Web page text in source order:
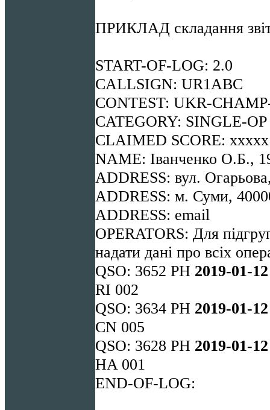
ПРИКЛАД складання
START-OF-LOG: 2.0
CALLSIGN: UR1ABC
CONTEST: UKR-
CATEGORY: SINGLE-
CLAIMED SCORE:
NAME: Іванченко О.Б.,
ADDRESS: вул.
ADDRESS: м. Суми,
ADDRESS: email
OPERATORS: Для
надати дані про всіх
QSO: 3652 PH 2019-01-12
RI 002
QSO: 3634 PH 2019-01-12
CN 005
QSO: 3628 PH 2019-01-12
HA 001
END-OF-LOG: